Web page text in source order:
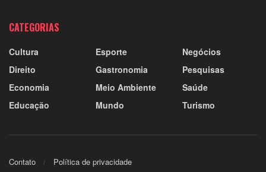
CATEGORIAS
Cultura
Direito
Economia
Educação
Esporte
Gastronomia
Meio Ambiente
Mundo
Negócios
Pesquisas
Saúde
Turismo
Contato Política de privacidade